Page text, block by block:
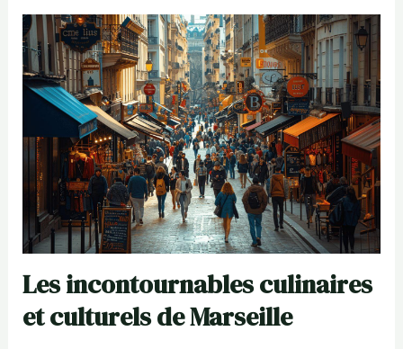
Les incontournables culinaires
et culturels de Marseille